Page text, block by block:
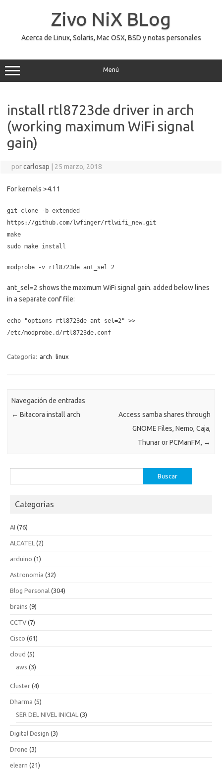
Zivo NiX BLog
Acerca de Linux, Solaris, Mac OSX, BSD y notas personales
Menú
install rtl8723de driver in arch
(working maximum WiFi signal
gain)
porcarlosap 25 marzo, 2018
For kernels >4.11
git clone -b extended
https://github.com/lwfinger/rtlwifi_new.git
make
sudo make install
modprobe -v rtl8723de ant_sel=2
ant_sel=2 shows the maximum WiFi signal gain. added below lines
in a separate conf file:
echo "options rtl8723de ant_sel=2" >>
/etc/modprobe.d/rtl8723de.conf
Categoría: arch linux
Navegación de entradas
← Bitacora install arch
Access samba shares through
GNOME Files, Nemo, Caja,
Thunar or PCManFM, →
Categorías
AI (76)
ALCATEL (2)
arduino (1)
Astronomia (32)
Blog Personal (304)
brains (9)
CCTV (7)
Cisco (61)
cloud (5)
aws (3)
Cluster (4)
Dharma (5)
SER DEL NIVEL INICIAL (3)
Digital Design (3)
Drone (3)
elearn (21)